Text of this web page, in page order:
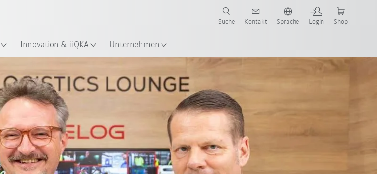
Innovation & iiQKA Unternehmen
Suche Kontakt Sprache Login Shop